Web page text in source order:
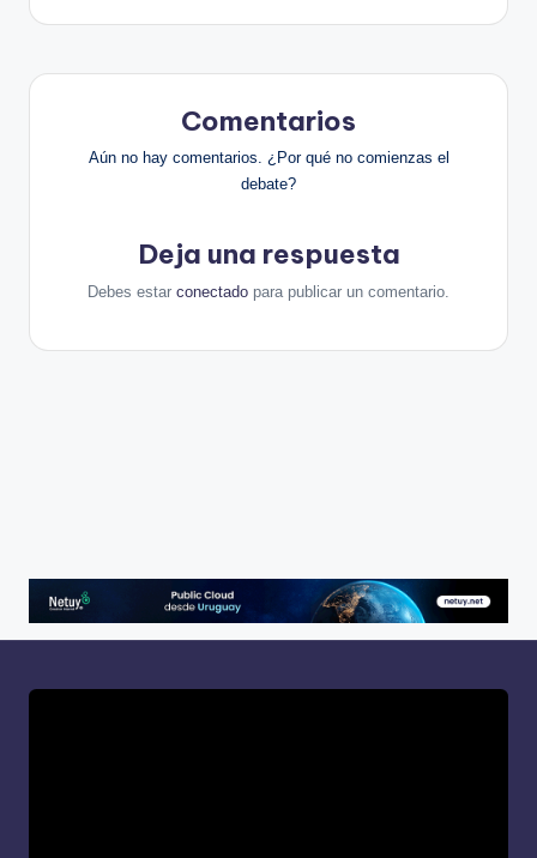
Comentarios
Aún no hay comentarios. ¿Por qué no comienzas el
debate?
Deja una respuesta
Debes estar conectado para publicar un comentario.